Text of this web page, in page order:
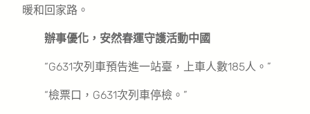
暖和回家路。
辦事優化，安然春運守護活動中國
“G631次列車預告進一站臺，上車人數185人。”
“檢票口，G631次列車停檢。”